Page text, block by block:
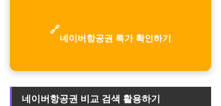
🔗
네이버항공권 특가 확인하기
네이버항공권 비교 검색 활용하기